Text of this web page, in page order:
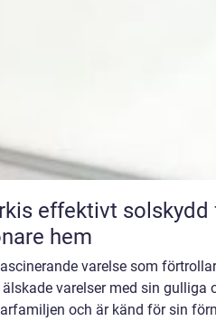
för ett svalare och
hem
varelse som
varelser med sin
och är känd för sin